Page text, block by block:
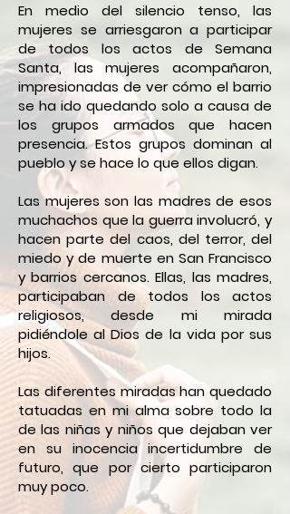
En medio del silencio tenso, las
mujeres se arriesgaron a participar
de todos los actos de Semana
Santa, las mujeres acompañaron,
impresionadas de ver cómo el barrio
se ha ido quedando solo a causa de
los grupos armados que hacen
presencia. Estos grupos dominan al
pueblo y se hace lo que ellos digan.
Las mujeres son las madres de esos
muchachos que la guerra involucró, y
hacen parte del caos, del terror, del
miedo y de muerte en San Francisco
y barrios cercanos. Ellas, las madres,
participaban de todos los actos
religiosos, desde mi mirada
pidiéndole al Dios de la vida por sus
hijos.
Las diferentes miradas han quedado
tatuadas en mi alma sobre todo la
de las niñas y niños que dejaban ver
en su inocencia incertidumbre de
futuro, que por cierto participaron
muy poco.